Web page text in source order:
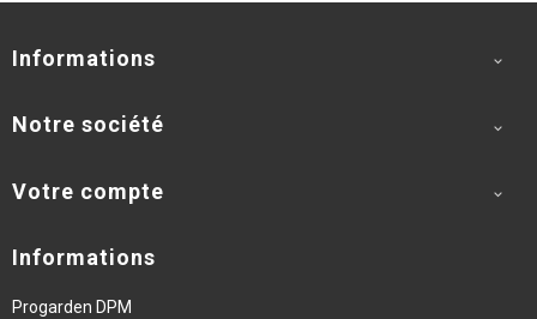
Informations 
Notre société 
Votre compte 
Informations
Progarden DPM